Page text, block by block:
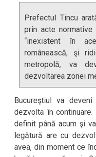
Prefectul Tincu
prin acte
“inexistent în
românească, şi
metropolă, va
dezvoltarea zonei
Bucureştiul va
dezvolta în
definit până acum şi
legătură are cu
avea, din moment ce